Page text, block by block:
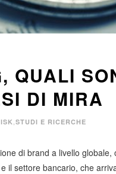
QUALI
DI MIRA
STUDI E RICERCHE
di brand a livello globale,
il settore bancario, che